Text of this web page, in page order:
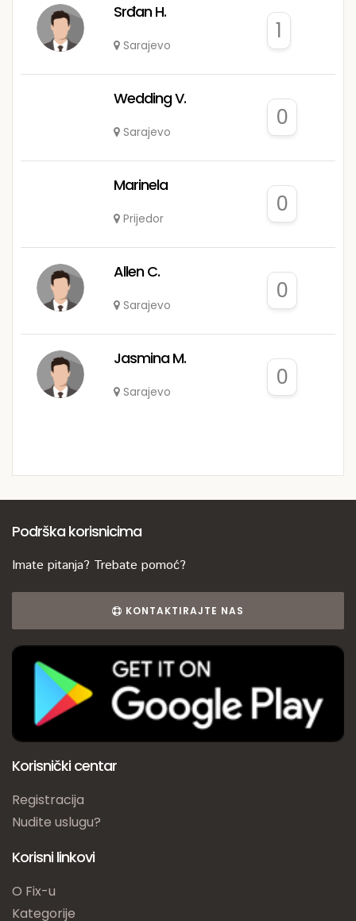
Srđan H.
Sarajevo
1
Wedding V.
Sarajevo
0
Marinela
Prijedor
0
Allen C.
Sarajevo
0
Jasmina M.
Sarajevo
0
Podrška korisnicima
Imate pitanja? Trebate pomoć?
KONTAKTIRAJTE NAS
Korisnički centar
Registracija
Nudite uslugu?
Korisni linkovi
O Fix-u
Kategorije